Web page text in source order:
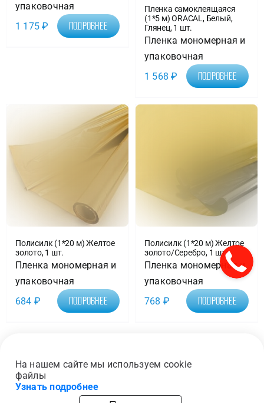
упаковочная
1 175₽ Подробнее
Пленка самоклеящаяся
(1*5 м) ORACAL, Белый,
Глянец, 1 шт.
Пленка мономерная и
упаковочная
1 568₽ Подробнее
Полисилк (1*20 м) Желтое
золото, 1 шт.
Пленка мономерная и
упаковочная
684 ₽ Подробнее
Полисилк (1*20 м) Желтое
золото/Серебро, 1 шт.
Пленка мономерная и
упаковочная
768 ₽ Подробнее
На нашем сайте мы используем cookie
файлы
Узнать подробнее